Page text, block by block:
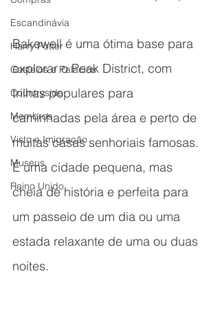
Escandinávia
Harry Potter
Castelos e Palácios
Countryside
Membros
Visto e Imigração
Museus
Reino Unido
Bakewell é uma ótima base para
explorar o Peak District, com
trilhas populares para
caminhadas pela área e perto de
muitas casas senhoriais famosas.
É uma cidade pequena, mas
cheia de história e perfeita para
um passeio de um dia ou uma
estada relaxante de uma ou duas
noites.